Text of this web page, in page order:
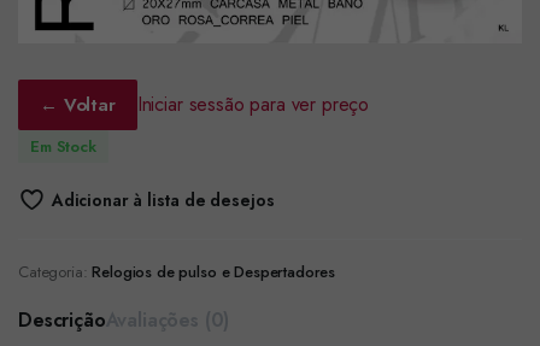
← Voltar Iniciar sessão para ver preço
Em Stock
Adicionar à lista de desejos
Categoria: Relogios de pulso e Despertadores
Descrição